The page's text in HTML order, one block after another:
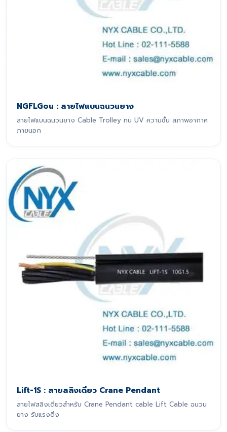
NGFLGou : สายไฟแบนฉนวนยาง
สายไฟแบนฉนวนยาง Cable Trolley ทน UV ความชื้น สภาพอากาศ
ภายนอก
Lift-1S : สายสลิงเดี่ยว Crane Pendant
สายไฟสลิงเดี่ยวสำหรับ Crane Pendant cable Lift Cable ฉนวน
ยาง รับแรงดึง